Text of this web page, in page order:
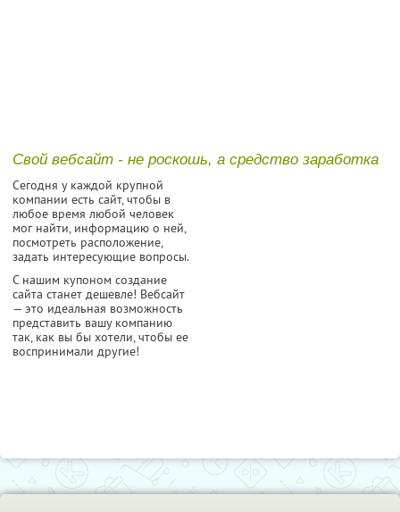
Свой вебсайт - не роскошь, а средство заработка
Сегодня у каждой крупной
компании есть сайт, чтобы в
любое время любой человек
мог найти, информацию о ней,
посмотреть расположение,
задать интересующие вопросы.
С нашим купоном создание
сайта станет дешевле! Вебсайт
— это идеальная возможность
представить вашу компанию
так, как вы бы хотели, чтобы ее
воспринимали другие!